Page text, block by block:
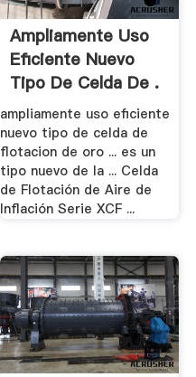
Ampliamente Uso
Eficiente Nuevo
Tipo De Celda De .
ampliamente uso eficiente
nuevo tipo de celda de
flotacion de oro ... es un
tipo nuevo de la ... Celda
de Flotación de Aire de
Inflación Serie XCF ...